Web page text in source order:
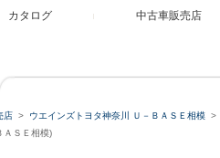
カタログ 中古車販売店
店 ウエインズトヨタ神奈川 Ｕ－ＢＡＳＥ相模
ＡＳＥ相模)